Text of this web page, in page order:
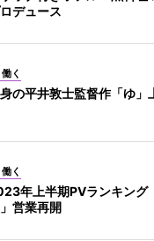
デュース
く
の平井敦士監督作「ゆ
く
年上半期PVランキン
営業再開